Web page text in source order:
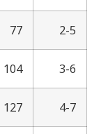
2-5
77
3-6
104
4-7
127